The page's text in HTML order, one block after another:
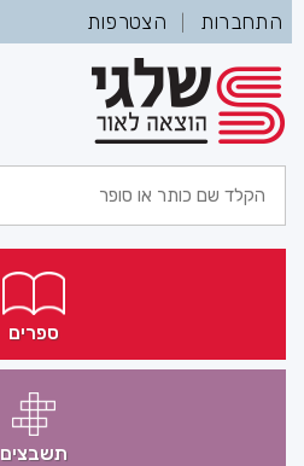
התחברות הצטרפות
ספרים
תשבצים